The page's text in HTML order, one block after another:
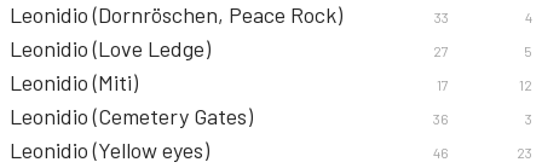
Leonidio (Dornröschen, Peace Rock) 33 4
Leonidio (Love Ledge) 27 5
Leonidio (Miti) 17 12
Leonidio (Cemetery Gates) 36 3
Leonidio (Yellow eyes) 46 23